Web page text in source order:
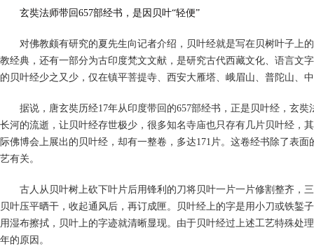
玄奘法师带回657部经书，是因贝叶“轻便”
对佛教颇有研究的夏先生向记者介绍，贝叶经就是写在贝树叶子上的
教经典，还有一部分为古印度梵文文献，是研究古代西藏文化、语言文
的贝叶经少之又少，仅在镇平菩提寺、西安大雁塔、峨眉山、普陀山、
据说，唐玄奘历经17年从印度带回的657部经书，正是贝叶经，玄奘
长河的流逝，让贝叶经存世极少，很多知名寺庙也只存有几片贝叶经，
际佛博会上展出的贝叶经，却有一整卷，多达171片。这卷经书除了表
艺有关。
古人从贝叶树上砍下叶片后用锋利的刀将贝叶一片一片修割整齐，
贝叶压平晒干，收起通风后，再订成匣。贝叶经上的字是用小刀或铁錾
用湿布擦拭，贝叶上的字迹就清晰显现。由于贝叶经过上述工艺特殊处
年的原因。